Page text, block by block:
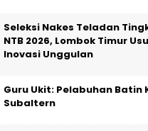
Seleksi Nakes Teladan
NTB 2026, Lombok Timur
Inovasi Unggulan
Guru Ukit: Pelabuhan Batin
Subaltern